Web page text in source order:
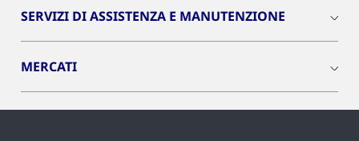
SERVIZI DI ASSISTENZA E MANUTENZIONE
MERCATI